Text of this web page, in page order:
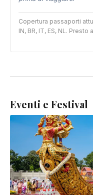
Copertura passaporti
IN, BR, IT, ES, NL. Presto
Eventi e Festival